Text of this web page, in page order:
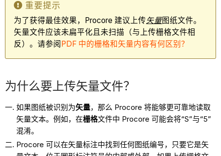
重要提示
为了获得最佳效果，Procore 建议上传矢量图纸文件。
矢量文件应该未扁平化且未扫描（与上传栅格文件相
反）。请参阅 PDF 中的栅格和矢量内容有何区别？
为什么要上传矢量文件？
如果图纸被识别为矢量，那么 Procore 将能够更可靠地读取
矢量文本。例如，在栅格文件中 Procore 可能会将“S”与“5”
混淆。
Procore 可以在矢量标注中找到任何图纸编号，只要它是矢